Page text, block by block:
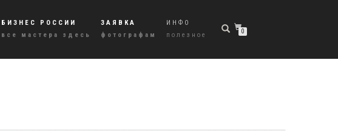
БИЗНЕС РОССИИ
все мастера здесь
ЗАЯВКА
фотографам
ИНФО
полезное
0